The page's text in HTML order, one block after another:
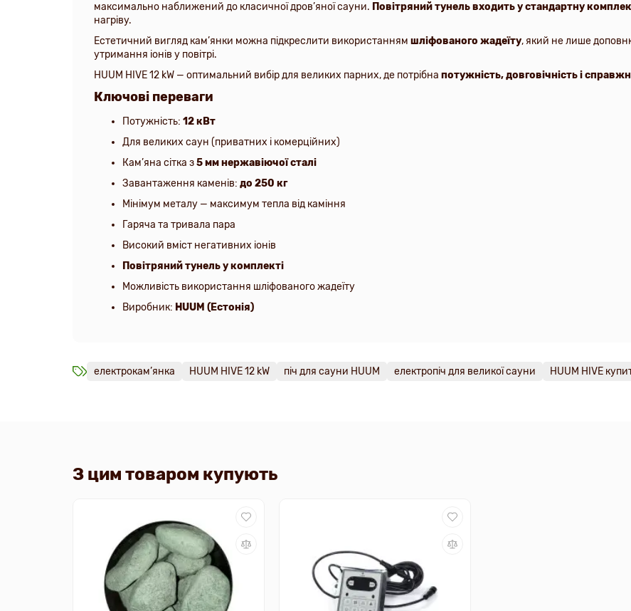
максимально наближений до класичної дров’яної сауни. Повітряний тунель входить у стандартну
нагріву.
Естетичний вигляд кам’янки можна підкреслити використанням шліфованого жадеїту, який не лише
утримання іонів у повітрі.
HUUM HIVE 12 kW — оптимальний вибір для великих парних, де потрібна потужність, довговічність і
Ключові переваги
Потужність: 12 кВт
Для великих саун (приватних і комерційних)
Кам’яна сітка з5 мм нержавіючої сталі
Завантаження каменів: до 250 кг
Мінімум металу — максимум тепла від каміння
Гаряча та тривала пара
Високий вміст негативних іонів
Повітряний тунель у комплекті
Можливість використання шліфованого жадеїту
Виробник: HUUM (Естонія)
електрокам’янка HUUM HIVE 12 kW піч для сауни HUUM електропіч для великої сауни HUUM HIVE
З цим товаром купують